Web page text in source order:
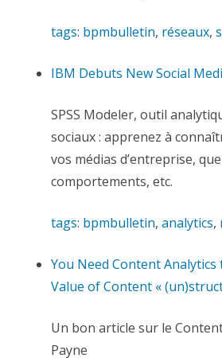
tags: bpmbulletin, réseaux,
IBM Debuts New Social
SPSS Modeler, outil
sociaux : apprenez à
vos médias d’entreprise,
comportements, etc.
tags: bpmbulletin, analytics,
You Need Content
Value of Content «
Un bon article sur le
Payne